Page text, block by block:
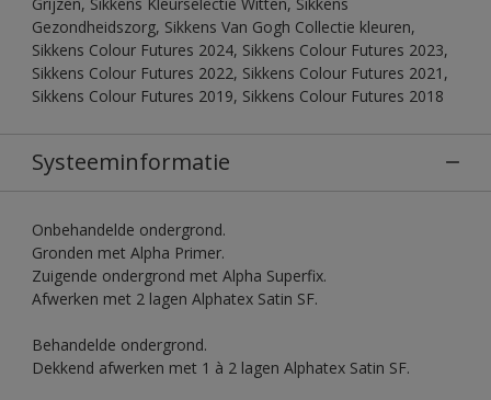
Gezondheidszorg, Sikkens Van Gogh Collectie kleuren,
Sikkens Colour Futures 2024, Sikkens Colour Futures 2023,
Sikkens Colour Futures 2022, Sikkens Colour Futures 2021,
Sikkens Colour Futures 2019, Sikkens Colour Futures 2018
Systeeminformatie
Onbehandelde ondergrond.
Gronden met Alpha Primer.
Zuigende ondergrond met Alpha Superfix.
Afwerken met 2 lagen Alphatex Satin SF.
Behandelde ondergrond.
Dekkend afwerken met 1 à 2 lagen Alphatex Satin SF.